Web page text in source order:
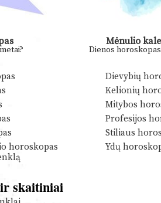
Mėnulio
Dienos
Dievybių
Kelionių
Mitybos
Profesijos
Stiliaus
horoskopas
Ydų
skaitiniai